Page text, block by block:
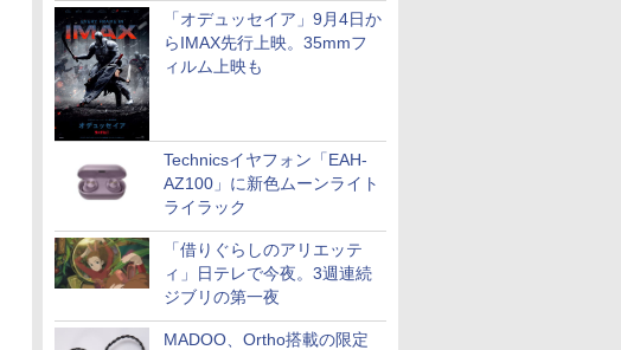
「オデュッセイア」9月4日か
らIMAX先行上映。35mmフ
ィルム上映も
Technicsイヤフォン「EAH-
AZ100」に新色ムーンライト
ライラック
「借りぐらしのアリエッテ
ィ」日テレで今夜。3週連続
ジブリの第一夜
MADOO、Ortho搭載の限定